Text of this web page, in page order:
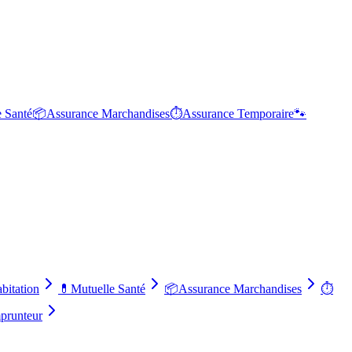
Santé📦Assurance Marchandises⏱️Assurance Temporaire🐾
💊 Mutuelle Santé 📦Assurance Marchandises
⏱️